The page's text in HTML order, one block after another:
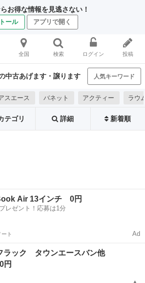
お得な情報を見逃さない！
ール アプリで開く
全国 検索 ログイン 投稿
中古あげます・譲ります 人気キーワード
スエース バネット アクティー ラウ
テゴリ 詳細 新着順
Air 13インチ 0円
レゼント！応募は1分
ート Ad
ラック タウンエースバン他
円